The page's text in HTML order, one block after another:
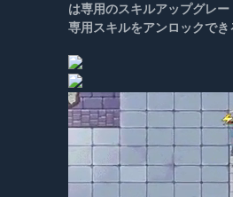
は専用のスキルアップグレ
専用スキルをアンロックでき